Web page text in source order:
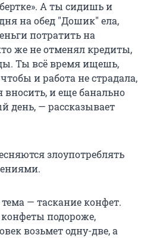
А ты сидишь и
на обед "Дошик" ела,
потратить на
же не отменял кредиты,
Ты всё время ищешь,
и работа не страдала,
и еще банально
день, — рассказывает
злоупотреблять
— таскание конфет.
подороже,
возьмет одну-две, а